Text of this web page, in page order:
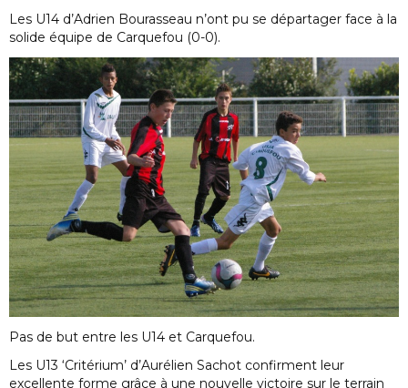
Les U14 d’Adrien Bourasseau n’ont pu se départager face à la
solide équipe de Carquefou (0-0).
Pas de but entre les U14 et Carquefou.
Les U13 ‘Critérium’ d’Aurélien Sachot confirment leur
excellente forme grâce à une nouvelle victoire sur le terrain